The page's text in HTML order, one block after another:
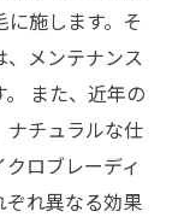
施します。そ
、メンテナンス
また、近年の
ナチュラルな仕
ロブレーディ
ぞれ異なる効果